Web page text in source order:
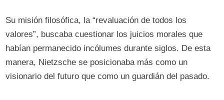
Su misión filosófica, la “revaluación de todos los
valores”, buscaba cuestionar los juicios morales que
habían permanecido incólumes durante siglos. De esta
manera, Nietzsche se posicionaba más como un
visionario del futuro que como un guardián del pasado.